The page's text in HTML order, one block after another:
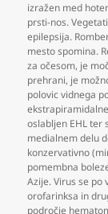
izražen med
prsti-nos.
epilepsija.
mesto spomina.
za očesom, je
prehrani, je
polovic vidnega
oslabljen EHL ter
medialnem delu
konzervativno
pomembna
Azije. Virus se po
orofarinksa in
področje